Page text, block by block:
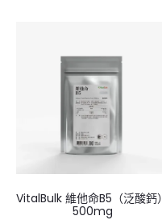
VitalBulk 維他命B5（泛酸鈣）
500mg